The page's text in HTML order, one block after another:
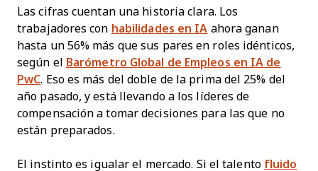
Las cifras cuentan una historia clara. Los
trabajadores con habilidades en IA ahora ganan
hasta un 56% más que sus pares en roles idénticos,
según el
Barómetro Global de Empleos en IA de
PwC. Eso es más del doble de la prima del 25% del
año pasado, y está llevando a los líderes de
compensación a tomar decisiones para las que no
están preparados.
El instinto es igualar el mercado. Si el talento fluido